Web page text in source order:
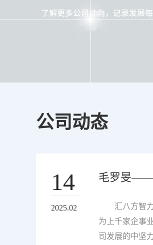
了解更多公司动向，记录发展每
公司动态
14
2025.02
毛罗旻——
汇八方智
为上千家企事
司发展的中坚